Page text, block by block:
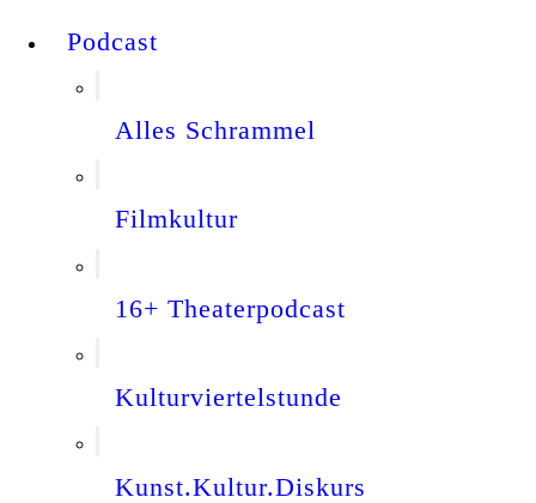
Podcast
Alles Schrammel
Filmkultur
16+ Theaterpodcast
Kulturviertelstunde
Kunst.Kultur.Diskurs